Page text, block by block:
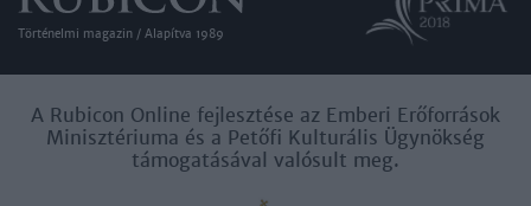
Történelmi magazin / Alapítva 1989
A Rubicon Online fejlesztése az Emberi Erőforrások
Minisztériuma és a Petőfi Kulturális Ügynökség
támogatásával valósult meg.